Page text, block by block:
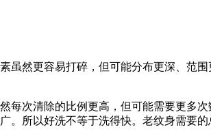
虽然更容易打碎，但可能分布更深、范
每次清除的比例更高，但可能需要更多
所以好洗不等于洗得快。老纹身需要的